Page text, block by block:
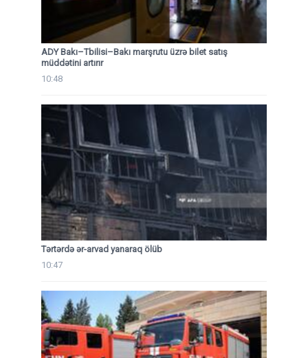
ADY Bakı–Tbilisi–Bakı marşrutu üzrə bilet satış
müddətini artırır
10:48
Tərtərdə ər-arvad yanaraq ölüb
10:47